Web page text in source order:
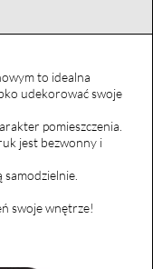
to idealna
udekorować swoje
pomieszczenia.
jest bezwonny i
swoje wnętrze!